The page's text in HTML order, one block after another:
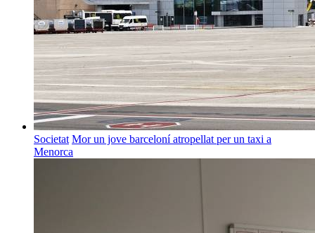
Societat Mor un jove barceloní atropellat per un taxi a
Menorca